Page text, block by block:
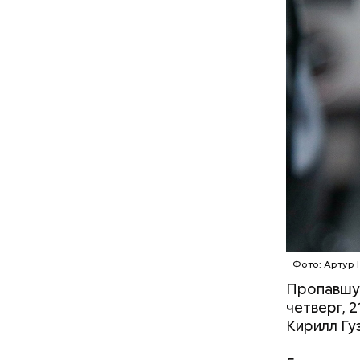
Фото: Артур
четверг,
Кирилл
деньги
счетами.
Кто